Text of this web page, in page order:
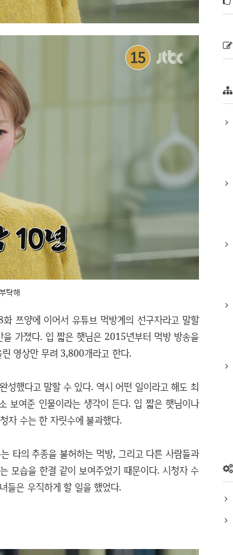
탁해
쯔양에 이어서 유튜브 먹방계의 선구자라고 말할
가졌다. 입 짧은 햇님은 2015년부터 먹방 방송을
영상만 무려 3,800개라고 한다.
했다고 말할 수 있다. 역시 어떤 일이라고 해도 최
보여준 인물이라는 생각이 든다. 입 짧은 햇님이나
자 수는 한 자릿수에 불과했다.
타의 추종을 불허하는 먹방, 그리고 다른 사람들과
모습을 한결 같이 보여주었기 때문이다. 시청자 수
들은 우직하게 할 일을 했었다.